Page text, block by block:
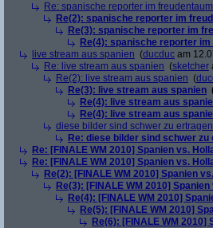
Re: spanische reporter im
Re(2): spanische reporter im
Re(3): spanische reporter im
Re(4): spanische reporter im
live stream aus spanien (ducduc am
Re: live stream aus spanien (sketcher
Re(2): live stream aus spanien (
Re(3): live stream aus spanien
Re(4): live stream aus
Re(4): live stream aus
diese bilder sind schwer zu ertragen
Re: diese bilder sind schwer zu
Re: [FINALE WM 2010] Spanien vs.
Re: [FINALE WM 2010] Spanien vs.
Re(2): [FINALE WM 2010] Spanien
Re(3): [FINALE WM 2010] Spanien
Re(4): [FINALE WM 2010]
Re(5): [FINALE WM 2010]
Re(6): [FINALE WM 2010]